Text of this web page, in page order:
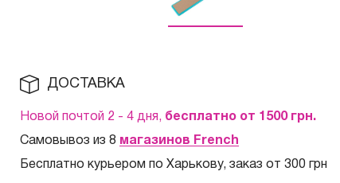
ДОСТАВКА
Новой почтой 2 - 4 дня, бесплатно от 1500 грн.
Самовывоз из 8 магазинов French
Бесплатно курьером по Харькову, заказ от 300 грн